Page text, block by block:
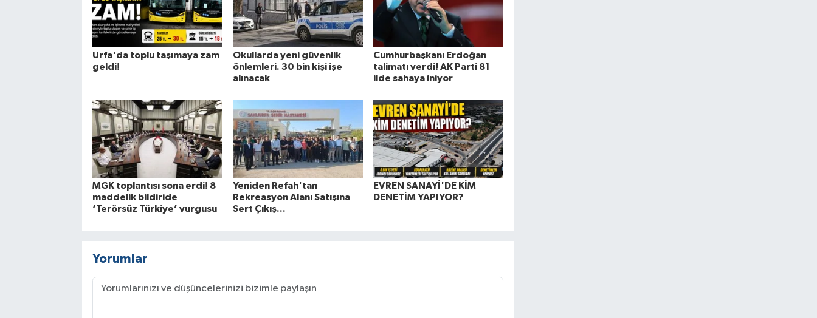
Urfa'da toplu taşımaya zam
geldi!
Okullarda yeni güvenlik
önlemleri. 30 bin kişi işe
alınacak
Cumhurbaşkanı Erdoğan
talimatı verdi! AK Parti 81
ilde sahaya iniyor
MGK toplantısı sona erdi! 8
maddelik bildiride
‘Terörsüz Türkiye’ vurgusu
Yeniden Refah'tan
Rekreasyon Alanı Satışına
Sert Çıkış...
EVREN SANAYİ'DE KİM
DENETİM YAPIYOR?
Yorumlar